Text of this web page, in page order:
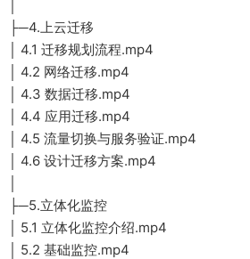
├─4.上云迁移
│ 4.1 迁移规划流程.mp4
│ 4.2 网络迁移.mp4
│ 4.3 数据迁移.mp4
│ 4.4 应用迁移.mp4
│ 4.5 流量切换与服务验证.mp4
│ 4.6 设计迁移方案.mp4
├─5.立体化监控
│ 5.1 立体化监控介绍.mp4
│ 5.2 基础监控.mp4